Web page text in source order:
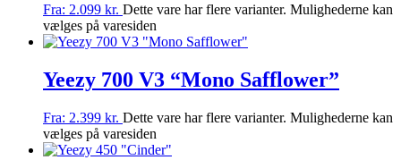
Fra: 2.099 kr. Dette vare har flere varianter. Mulighederne kan
vælges på varesiden
Yeezy 700 V3 “Mono Safflower”
Fra: 2.399 kr. Dette vare har flere varianter. Mulighederne kan
vælges på varesiden